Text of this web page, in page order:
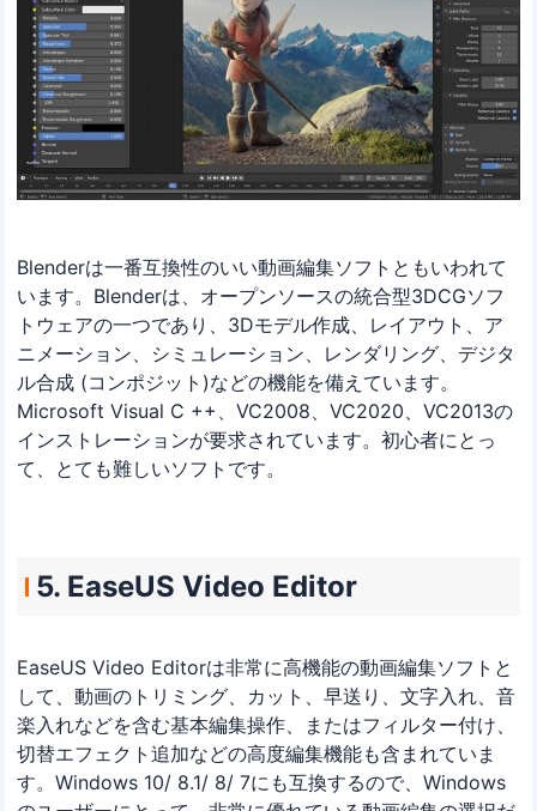
Blenderは一番互換性のいい動画編集ソフトともいわれて
います。Blenderは、オープンソースの統合型3DCGソフ
トウェアの一つであり、3Dモデル作成、レイアウト、ア
ニメーション、シミュレーション、レンダリング、デジタ
ル合成 (コンポジット)などの機能を備えています。
Microsoft Visual C ++、VC2008、VC2020、VC2013の
インストレーションが要求されています。初心者にとっ
て、とても難しいソフトです。
5. EaseUS Video Editor
EaseUS Video Editorは非常に高機能の動画編集ソフトと
して、動画のトリミング、カット、早送り、文字入れ、音
楽入れなどを含む基本編集操作、またはフィルター付け、
切替エフェクト追加などの高度編集機能も含まれていま
す。Windows 10/ 8.1/ 8/ 7にも互換するので、Windows